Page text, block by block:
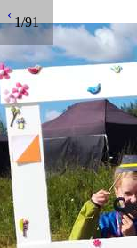
1/91
‹